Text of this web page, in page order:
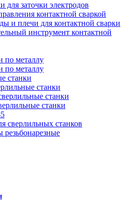
заточки электродов
контактной сваркой
и плечи для контактной сварки
инструмент контактной
по металлу
по металлу
станки
станки
станки
станки
сверлильных станков